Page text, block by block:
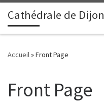
Passer au contenu
Cathédrale de Dijon
Accueil»Front Page
Front Page